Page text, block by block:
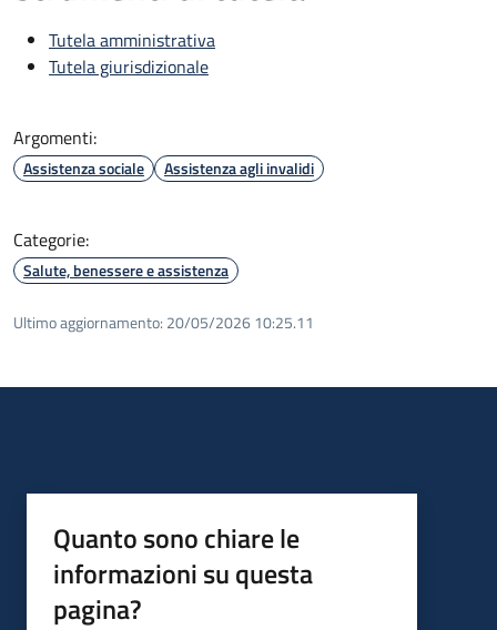
Tutela amministrativa
Tutela giurisdizionale
Argomenti:
Assistenza sociale Assistenza agli invalidi
Categorie:
Salute, benessere e assistenza
Ultimo aggiornamento: 20/05/2026 10:25.11
Quanto sono chiare le
informazioni su questa
pagina?